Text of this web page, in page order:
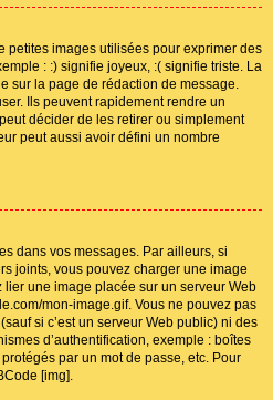
petites images utilisées pour exprimer des
: :) signifie joyeux, :( signifie triste. La
sur la page de rédaction de message.
Ils peuvent rapidement rendre un
décider de les retirer ou simplement
peut aussi avoir défini un nombre
dans vos messages. Par ailleurs, si
joints, vous pouvez charger une image
lier une image placée sur un serveur Web
mon-image.gif. Vous ne pouvez pas
si c’est un serveur Web public) ni des
d’authentification, exemple : boîtes
par un mot de passe, etc. Pour
[img].